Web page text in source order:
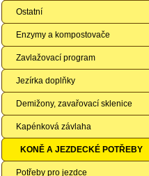
Ostatní
Enzymy a kompostovače
Zavlažovací program
Jezírka doplňky
Demižony, zavařovací sklenice
Kapénková závlaha
KONĚ A JEZDECKÉ POTŘEBY
Potřeby pro jezdce